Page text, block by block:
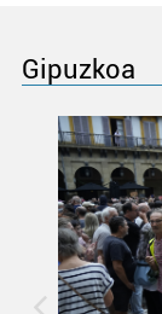
Gipuzkoa